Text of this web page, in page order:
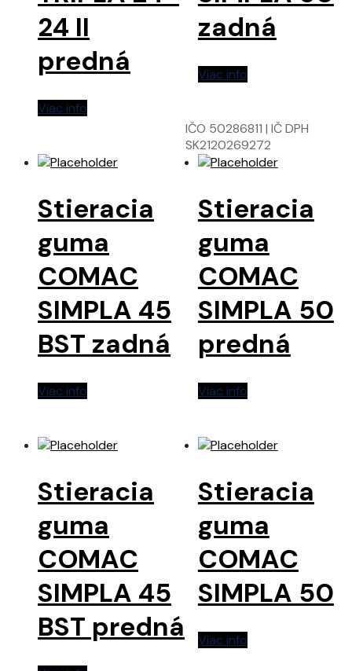
24 II
predná
Viac info
zadná
Viac info
Stieracia
guma
COMAC
SIMPLA 45
BST zadná
Viac info
Stieracia
guma
COMAC
SIMPLA 50
predná
Viac info
Stieracia
guma
COMAC
SIMPLA 45
BST predná
Stieracia
guma
COMAC
SIMPLA 50
Viac info
IČO 50286811 | IČ DPH
SK2120269272